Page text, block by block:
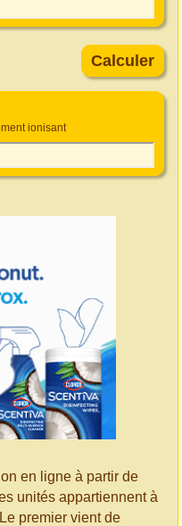
ionisant
en ligne à partir de
unités appartiennent à
premier vient de